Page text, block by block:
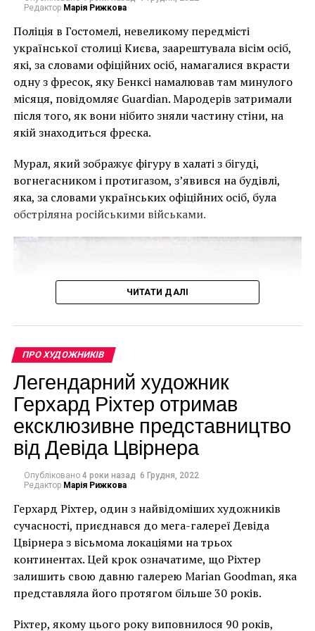
Редактор Марія Рижкова
Поліція в Гостомелі, невеликому передмісті
української столиці Києва, заарештувала вісім осіб,
які, за словами офіційних осіб, намагалися вкрасти
одну з фресок, яку Бенксі намалював там минулого
місяця, повідомляє Guardian. Мародерів затримали
після того, як вони нібито зняли частину стіни, на
якій знаходиться фреска.
Мурал, який зображує фігуру в халаті з бігуді,
вогнегасником і протигазом, з’явився на будівлі,
яка, за словами українських офіційних осіб, була
обстріляна російськими військами.
Гостомель, Україна – 12 листопада. Стріт-арт із
зображенням людини в халаті з вогнегасником і
протигазом на стіні зруйнованої будівлі в Гостомелі
біля аеропорту “Антонов” 12 листопада 2022 року в
Київській області, Україна. 11 листопада 2022 року
художник Бенксі оголосив, що зробив подібну роботу
в Бородянці, також у Київській області. Під час
запеклих боїв було завдано значних пошкоджень
житловим будинкам та будівлям, оскільки аеродром
“Антонов” був тимчасово захоплений російськими
Росії в Україну. Перебої з електро- та
ЧИТАТИ ДАЛІ
ПРО ХУДОЖНИКІВ
Легендарний художник
Герхард Ріхтер отримав
ексклюзивне представництво
від Девіда Цвірнера
Опубліковано 4 роки назад 6 Грудня, 2022
Редактор Марія Рижкова
Герхард Ріхтер, один з найвідоміших художників
сучасності, приєднався до мега-галереї Девіда
Цвірнера з вісьмома локаціями на трьох
континентах. Цей крок означатиме, що Ріхтер
залишить свою давню галерею Marian Goodman, яка
представляла його протягом більше 30 років.
Ріхтер, якому цього року виповнилося 90 років,